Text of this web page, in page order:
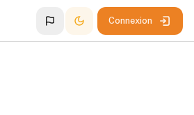
Connexion